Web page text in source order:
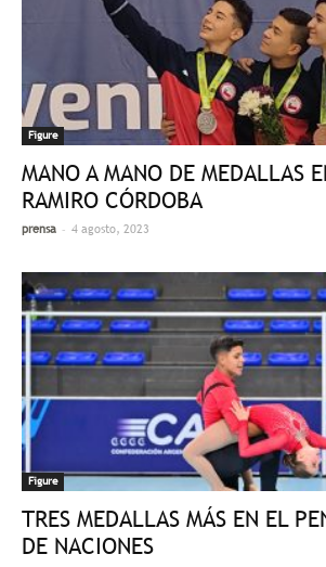
Figure
MANO A MANO DE MEDALLAS
RAMIRO CÓRDOBA
prensa - 4 agosto, 2023
Figure
TRES MEDALLAS MÁS EN EL
DE NACIONES